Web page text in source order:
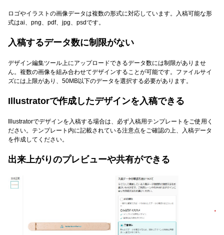
ロゴやイラストの画像データは複数の形式に対応しています。入稿可能な形
式はai、png、pdf、jpg、psdです。
入稿するデータ数に制限がない
デザイン編集ツール上にアップロードできるデータ数には制限がありませ
ん。複数の画像を組み合わせてデザインすることが可能です。ファイルサイ
ズには上限があり、50MB以下のデータを選択する必要があります。
Illustratorで作成したデザインを入稿できる
Illustratorでデザインを入稿する場合は、必ず入稿用テンプレートをご使用く
ださい。テンプレート内に記載されている注意点をご確認の上、入稿データ
を作成してください。
出来上がりのプレビューや共有ができる